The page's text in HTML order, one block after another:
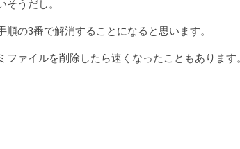
うだし。
の3番で解消することになると思います。
ァイルを削除したら速くなったこともあります。